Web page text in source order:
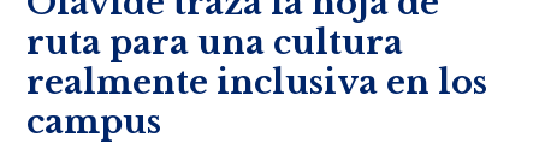
ruta para una cultura
realmente inclusiva en los
campus